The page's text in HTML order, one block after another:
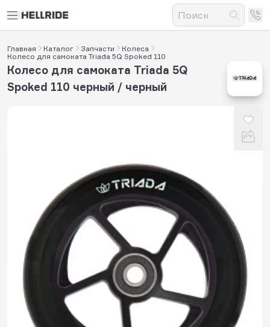
Главная Каталог Запчасти
Колеса
Колесо для самоката Triada 5Q Spoked 110
Колесо для самоката Triada 5Q
Spoked 110 черный / черный